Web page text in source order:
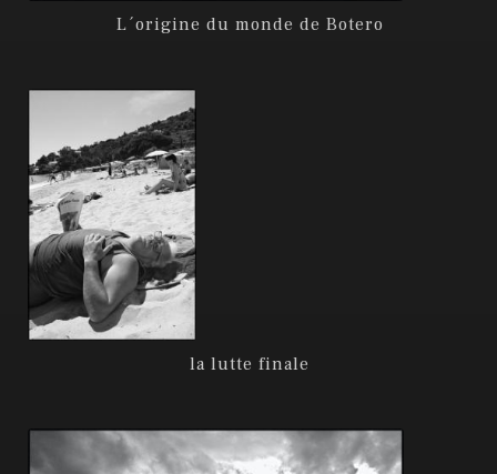
L´origine du monde de Botero
la lutte finale